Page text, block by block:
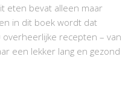
eten bevat alleen maar
in dit boek wordt dat
recepten – van
een lekker lang en gezond